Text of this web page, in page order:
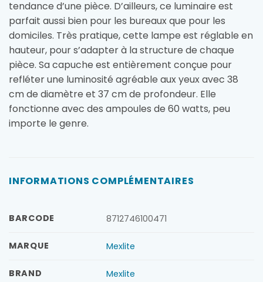
tendance d’une pièce. D’ailleurs, ce luminaire est
parfait aussi bien pour les bureaux que pour les
domiciles. Très pratique, cette lampe est réglable en
hauteur, pour s’adapter à la structure de chaque
pièce. Sa capuche est entièrement conçue pour
refléter une luminosité agréable aux yeux avec 38
cm de diamètre et 37 cm de profondeur. Elle
fonctionne avec des ampoules de 60 watts, peu
importe le genre.
INFORMATIONS COMPLÉMENTAIRES
BARCODE 8712746100471
MARQUE Mexlite
BRAND Mexlite